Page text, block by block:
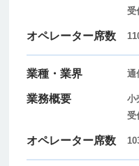
受
通
小
受